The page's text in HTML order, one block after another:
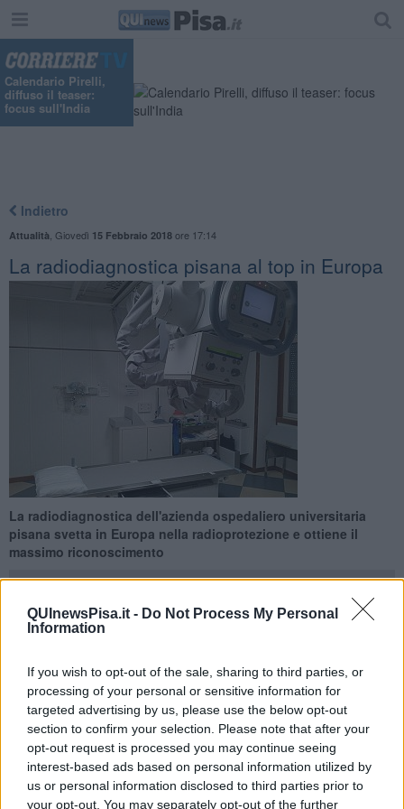
QUInewsPisa.it - Do Not Process My Personal
Information
If you wish to opt-out of the sale, sharing to third parties, or
processing of your personal or sensitive information for
targeted advertising by us, please use the below opt-out
section to confirm your selection. Please note that after your
opt-out request is processed you may continue seeing
interest-based ads based on personal information utilized by
us or personal information disclosed to third parties prior to
your opt-out. You may separately opt-out of the further
Calendario Pirelli,
diffuso il teaser:
focus sull'India
Indietro
Attualità Giovedì 15 Febbraio 2018ore 17:14
La radiodiagnostica pisana al top in Europa
La radiodiagnostica dell'azienda ospedaliero universitaria
pisana svetta in Europa nella radioprotezione e ottiene il
massimo riconoscimento
PISA —La Radiodiagnostica dell’Aoup ha ottenuto
nuovamente, fino al 2021, il massimo riconoscimento europeo
in materia di radioprotezione, intesa come minimizzazione del
rischio biologico per i pazienti che si sottopongono a esami
radiologici.
I servizi e le strutture del Dipartimento ad attività integrata di
Diagnostica per immagini dell’Aoup hanno infatti ottenuto
nuovamente l’EuroSafe Imaging Stars, già rilasciato per la prima